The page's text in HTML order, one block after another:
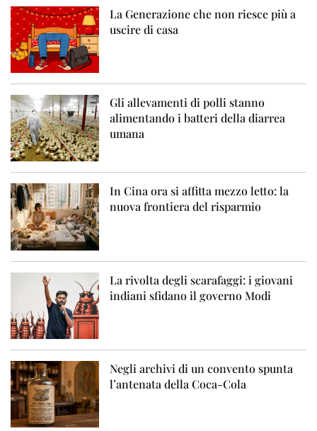
La Generazione che non riesce più a
uscire di casa
Gli allevamenti di polli stanno
alimentando i batteri della diarrea
umana
In Cina ora si affitta mezzo letto: la
nuova frontiera del risparmio
La rivolta degli scarafaggi: i giovani
indiani sfidano il governo Modi
Negli archivi di un convento spunta
l’antenata della Coca-Cola